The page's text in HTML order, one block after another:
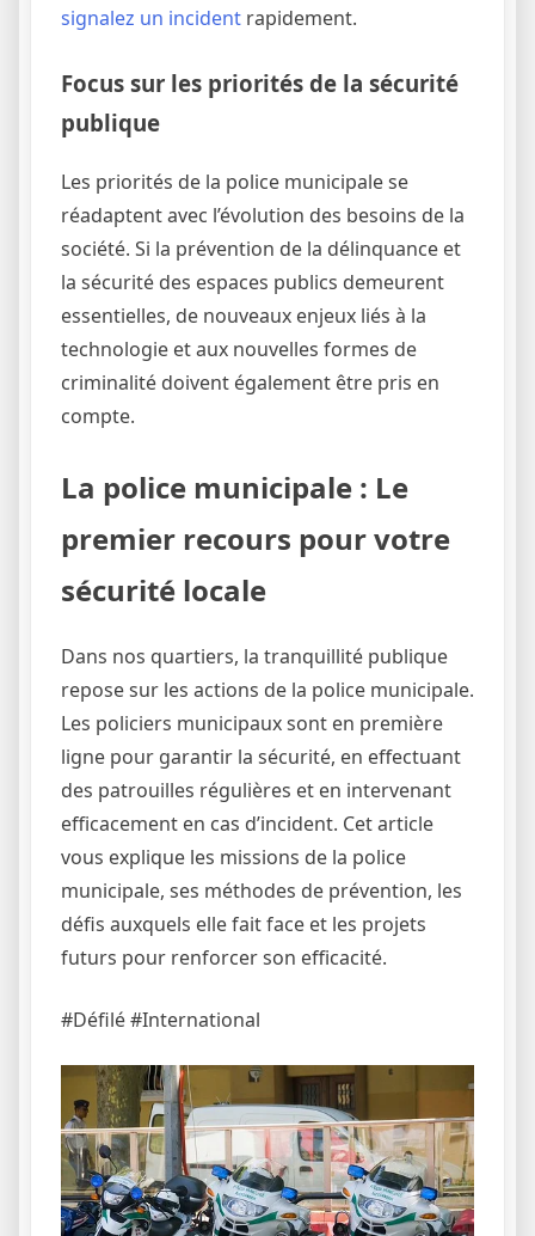
signalez un incident rapidement.
Focus sur les priorités de la sécurité
publique
Les priorités de la police municipale se
réadaptent avec l’évolution des besoins de la
société. Si la prévention de la délinquance et
la sécurité des espaces publics demeurent
essentielles, de nouveaux enjeux liés à la
technologie et aux nouvelles formes de
criminalité doivent également être pris en
compte.
La police municipale : Le
premier recours pour votre
sécurité locale
Dans nos quartiers, la tranquillité publique
repose sur les actions de la police municipale.
Les policiers municipaux sont en première
ligne pour garantir la sécurité, en effectuant
des patrouilles régulières et en intervenant
efficacement en cas d’incident. Cet article
vous explique les missions de la police
municipale, ses méthodes de prévention, les
défis auxquels elle fait face et les projets
futurs pour renforcer son efficacité.
#Défilé #International